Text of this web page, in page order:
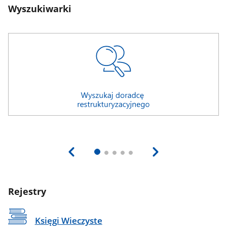
Wyszukiwarki
Rejestry
Księgi Wieczyste